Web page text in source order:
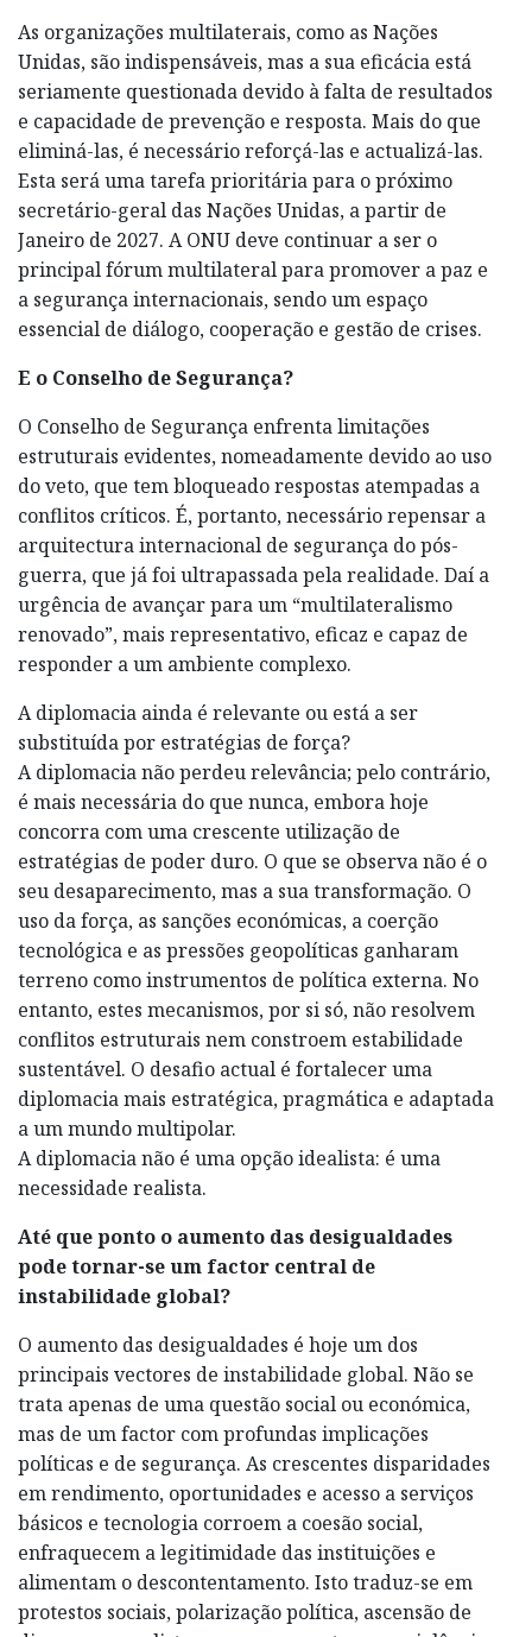
As organizações multilaterais, como as Nações
Unidas, são indispensáveis, mas a sua eficácia está
seriamente questionada devido à falta de resultados
e capacidade de prevenção e resposta. Mais do que
eliminá-las, é necessário reforçá-las e actualizá-las.
Esta será uma tarefa prioritária para o próximo
secretário-geral das Nações Unidas, a partir de
Janeiro de 2027. A ONU deve continuar a ser o
principal fórum multilateral para promover a paz e
a segurança internacionais, sendo um espaço
essencial de diálogo, cooperação e gestão de crises.
E o Conselho de Segurança?
O Conselho de Segurança enfrenta limitações
estruturais evidentes, nomeadamente devido ao uso
do veto, que tem bloqueado respostas atempadas a
conflitos críticos. É, portanto, necessário repensar a
arquitectura internacional de segurança do pós-
guerra, que já foi ultrapassada pela realidade. Daí a
urgência de avançar para um “multilateralismo
renovado”, mais representativo, eficaz e capaz de
responder a um ambiente complexo.
A diplomacia ainda é relevante ou está a ser
substituída por estratégias de força?
A diplomacia não perdeu relevância; pelo contrário,
é mais necessária do que nunca, embora hoje
concorra com uma crescente utilização de
estratégias de poder duro. O que se observa não é o
seu desaparecimento, mas a sua transformação. O
uso da força, as sanções económicas, a coerção
tecnológica e as pressões geopolíticas ganharam
terreno como instrumentos de política externa. No
entanto, estes mecanismos, por si só, não resolvem
conflitos estruturais nem constroem estabilidade
sustentável. O desafio actual é fortalecer uma
diplomacia mais estratégica, pragmática e adaptada
a um mundo multipolar.
A diplomacia não é uma opção idealista: é uma
necessidade realista.
Até que ponto o aumento das desigualdades
pode tornar-se um factor central de
instabilidade global?
O aumento das desigualdades é hoje um dos
principais vectores de instabilidade global. Não se
trata apenas de uma questão social ou económica,
mas de um factor com profundas implicações
políticas e de segurança. As crescentes disparidades
em rendimento, oportunidades e acesso a serviços
básicos e tecnologia corroem a coesão social,
enfraquecem a legitimidade das instituições e
alimentam o descontentamento. Isto traduz-se em
protestos sociais, polarização política, ascensão de